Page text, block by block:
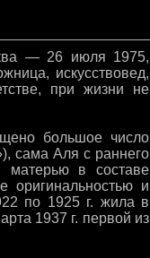
— 26 июля 1975,
искусствовед,
при жизни не
большое число
сама Аля с раннего
матерью в составе
оригинальностью и
по 1925 г. жила в
1937 г. первой из